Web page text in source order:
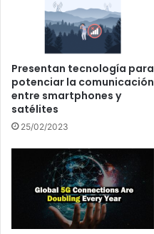
Presentan tecnología para
potenciar la comunicación
entre smartphones y
satélites
25/02/2023